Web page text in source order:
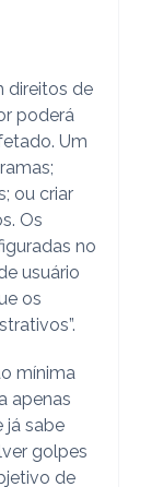
direitos de
poderá
Um
ou criar
Os
no
usuário
os
mínima
apenas
já sabe
golpes
de